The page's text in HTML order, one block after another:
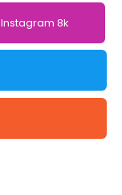
Instagram 8k